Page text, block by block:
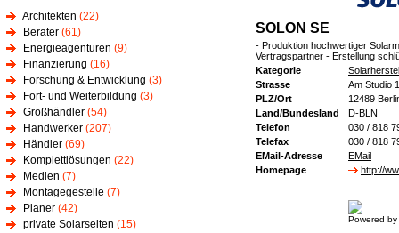
Architekten (22)
Berater (61)
Energieagenturen (9)
Finanzierung (16)
Forschung & Entwicklung (3)
Fort- und Weiterbildung (3)
Großhändler (54)
Handwerker (207)
Händler (69)
Komplettlösungen (22)
Medien (7)
Montagegestelle (7)
Planer (42)
private Solarseiten (15)
SOLON SE
- Produktion hochwertiger
Vertragspartner - Erstellung
Kategorie
Strasse
Am Studio
PLZ/Ort
12489
Land/Bundesland
D-BLN
Telefon
030 / 818
Telefax
030 / 818
EMail-Adresse
EMail
Homepage
http://
Powered